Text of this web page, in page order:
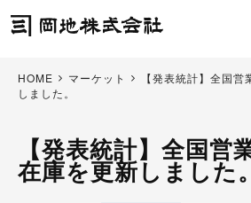
HOME マーケット
【発表統計】全国
しました。
【発表統計】全国営
在庫を更新しました